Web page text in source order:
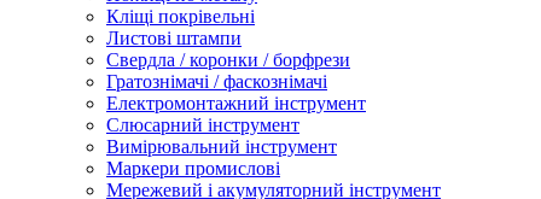
Кліщі покрівельні
Листові штампи
Свердла / коронки / борфрези
Гратознімачі / фаскознімачі
Електромонтажний інструмент
Слюсарний інструмент
Вимірювальний інструмент
Маркери промислові
Мережевий і акумуляторний інструмент